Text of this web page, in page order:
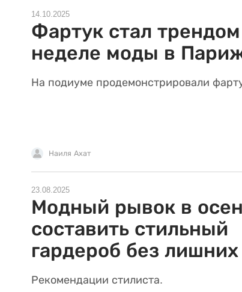
14.10.2025
Фартук стал
неделе моды в
На подиуме продемонстрировали
Наиля Ахат
23.08.2025
Модный рывок в
составить стильный
гардероб без лишних
Рекомендации стилиста.